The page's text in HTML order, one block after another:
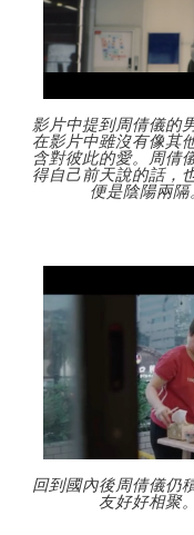
影片中提到周倩儀的
在影片中雖沒有像其
含對彼此的愛。周倩
得自己前天說的話，
便是陰陽兩隔
回到國內後周倩儀仍
友好好相聚